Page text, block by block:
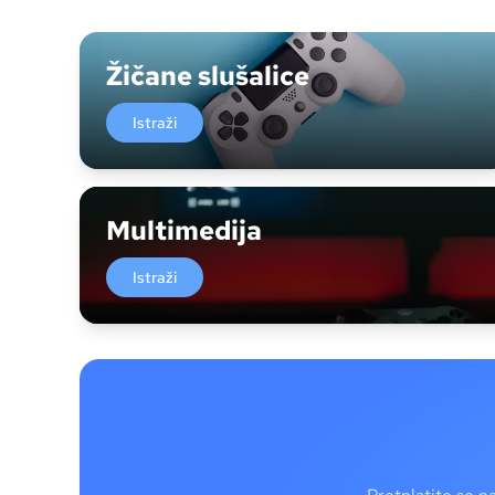
Žičane slušalice
Istraži
Multimedija
Istraži